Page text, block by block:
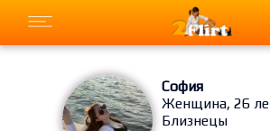
София
Женщина, 26
Близнецы